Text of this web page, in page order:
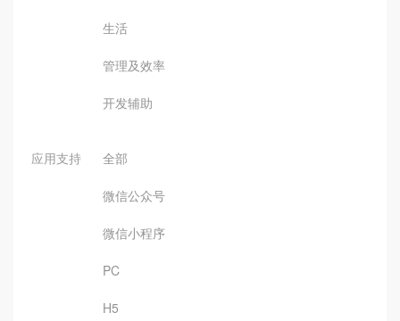
生活
管理及效率
开发辅助
应用支持 全部
微信公众号
微信小程序
PC
H5